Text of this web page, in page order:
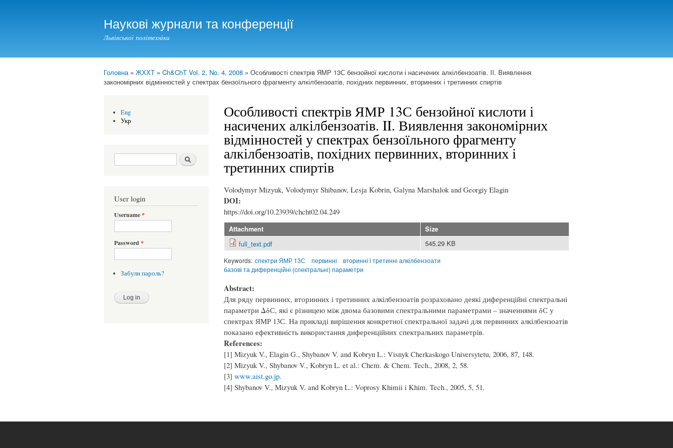
Наукові журнали та конференції
Львівської політехніки
You are here
Головна» ЖХХТ » Ch&ChT Vol. 2, No. 4, 2008 » Особливості спектрів ЯМР 13С бензойної кислоти і насичених алкілбензоатів. II. Виявлення
закономірних відмінностей у спектрах бензоїльного фрагменту алкілбензоатів, похідних первинних, вторинних і третинних спиртів
Eng
Укр
Search form Шукати
User login
Username*
Password *
Забули пароль?
Особливості спектрів ЯМР 13С бензойної кислоти і
насичених алкілбензоатів. II. Виявлення закономірних
відмінностей у спектрах бензоїльного фрагменту
алкілбензоатів, похідних первинних, вторинних і
третинних спиртів
Volodymyr Mizyuk, Volodymyr Shibanov, Lesja Kobrin, Galyna Marshalok and Georgiy Elagin
DOI:
https://doi.org/10.23939/chcht02.04.249
Attachment Size
full_text.pdf 545.29 KB
Keywords: спектри ЯМР 13С первинні
вторинні і третинні алкілбензоати
базові та диференційні (спектральні) параметри
Abstract:
Для ряду первинних, вторинних і третинних алкілбензоатів розраховано деякі диференційні спектральні
параметри ΔδС, які є різницею між двома базовими спектральними параметрами – значеннями δС у
спектрах ЯМР 13С. На прикладі вирішення конкретної спектральної задачі для первинних алкілбензоатів
показано ефективність використання диференційних спектральних параметрів.
References:
[1] Mizyuk V., Elagin G., Shybanov V. and Kobryn L.: Visnyk Cherkaskogo Universytetu, 2006, 87, 148.
[2] Mizyuk V., Shybanov V., Kobryn L. et al.: Chem. & Chem. Tech., 2008, 2, 58.
[3] www.aist.go.jp.
[4] Shybanov V., Mizyuk V. and Kobryn L.: Voprosy Khimii i Khim. Tech., 2005, 5, 51.